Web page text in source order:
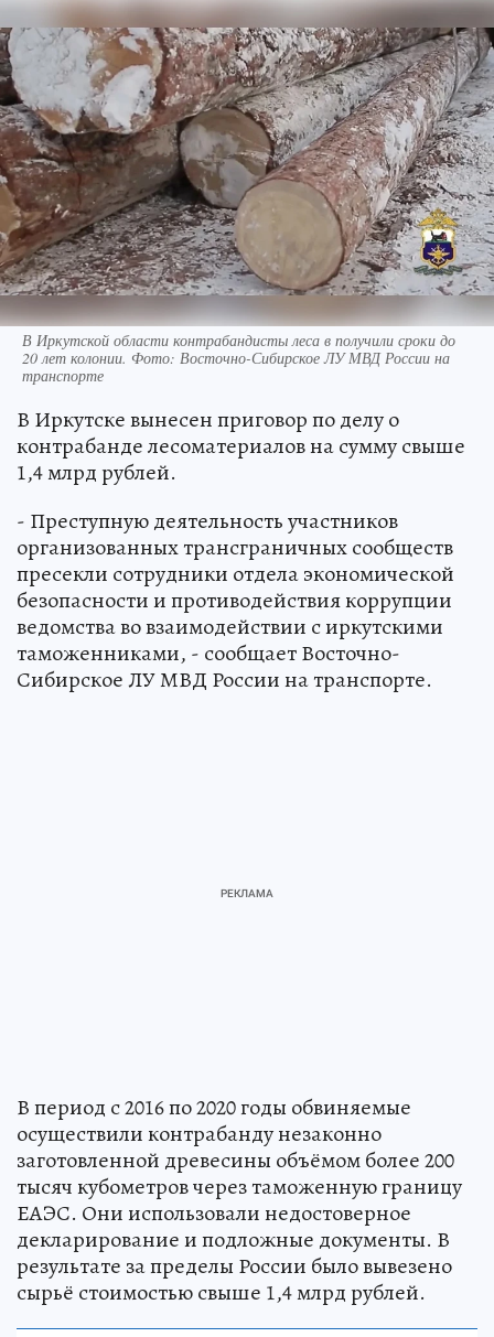
В Иркутской области контрабандисты леса в получили сроки до
20 лет колонии. Фото: Восточно-Сибирское ЛУ МВД России на
транспорте
В Иркутске вынесен приговор по делу о
контрабанде лесоматериалов на сумму свыше
1,4 млрд рублей.
- Преступную деятельность участников
организованных трансграничных сообществ
пресекли сотрудники отдела экономической
безопасности и противодействия коррупции
ведомства во взаимодействии с иркутскими
таможенниками, - сообщает Восточно-
Сибирское ЛУ МВД России на транспорте.
В период с 2016 по 2020 годы обвиняемые
осуществили контрабанду незаконно
заготовленной древесины объёмом более 200
тысяч кубометров через таможенную границу
ЕАЭС. Они использовали недостоверное
декларирование и подложные документы. В
результате за пределы России было вывезено
сырьё стоимостью свыше 1,4 млрд рублей.